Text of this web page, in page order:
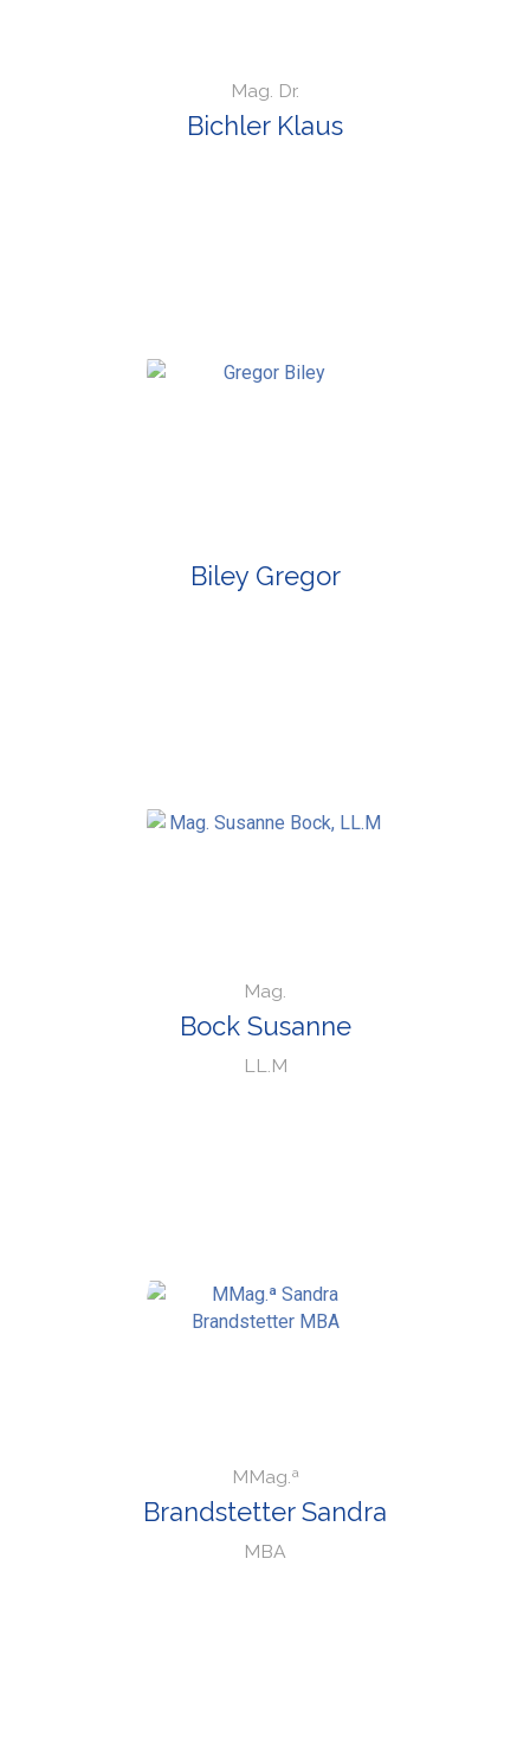
Mag. Dr.
Bichler Klaus
Biley Gregor
Mag.
Bock Susanne
LL.M
MMag.ª
Brandstetter Sandra
MBA